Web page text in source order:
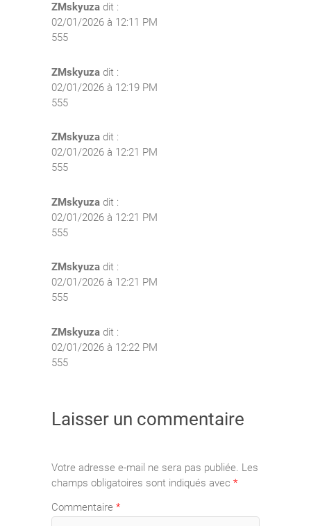
ZMskyuza dit :
02/01/2026 à 12:11 PM
555
ZMskyuza dit :
02/01/2026 à 12:19 PM
555
ZMskyuza dit :
02/01/2026 à 12:21 PM
555
ZMskyuza dit :
02/01/2026 à 12:21 PM
555
ZMskyuza dit :
02/01/2026 à 12:21 PM
555
ZMskyuza dit :
02/01/2026 à 12:22 PM
555
Laisser un commentaire
Votre adresse e-mail ne sera pas publiée. Les
champs obligatoires sont indiqués avec *
Commentaire *